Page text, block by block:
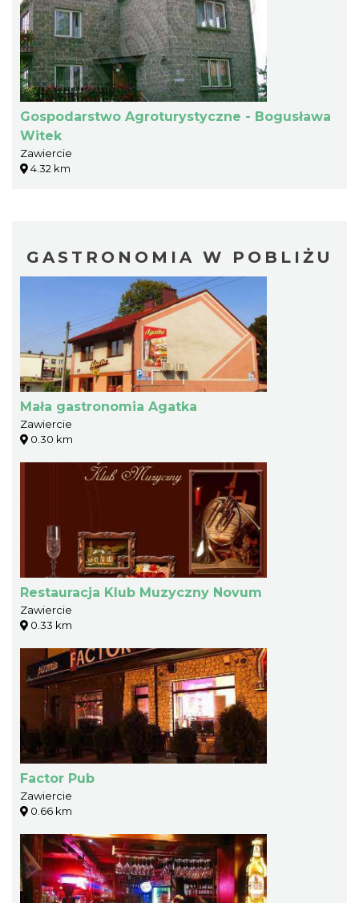
Gospodarstwo Agroturystyczne - Bogusława
Witek
Zawiercie
4.32 km
GASTRONOMIA W POBLIŻU
Mała gastronomia Agatka
Zawiercie
0.30 km
Restauracja Klub Muzyczny Novum
Zawiercie
0.33 km
Factor Pub
Zawiercie
0.66 km